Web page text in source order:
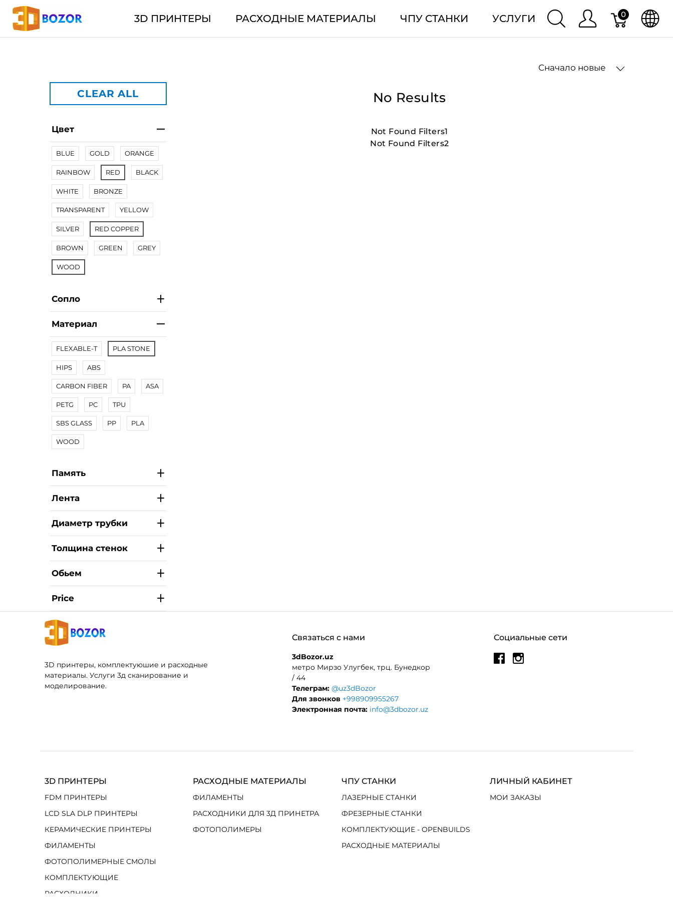
3D ПРИНТЕРЫ РАСХОДНЫЕ МАТЕРИАЛЫ ЧПУ СТАНКИ УСЛУГИ 0
Сначало новые
CLEAR ALL
Цвет
BLUE GOLD ORANGE
RAINBOW RED BLACK
WHITE BRONZE
TRANSPARENT YELLOW
SILVER RED COPPER
BROWN GREEN GREY
WOOD
Сопло
Материал
FLEXABLE-T PLA STONE
HIPS ABS
CARBON FIBER PA ASA
PETG PC TPU
SBS GLASS PP PLA
WOOD
Память
Лента
Диаметр трубки
Толщина стенок
Обьем
Price
No Results
Not Found Filters1
Not Found Filters2
3D принтеры, комплектуюшие и расходные
материалы. Услуги 3д сканирование и
моделирование.
Социальные сети
Связаться с нами
3dBozor.uz
метро Мирзо Улугбек, трц. Бунедкор
/ 44
Телеграм: @uz3dBozor
Для звонков +998909955267
Электронная почта: info@3dbozor.uz
3D ПРИНТЕРЫ
FDM ПРИНТЕРЫ
LCD SLA DLP ПРИНТЕРЫ
КЕРАМИЧЕСКИЕ ПРИНТЕРЫ
ФИЛАМЕНТЫ
ФОТОПОЛИМЕРНЫЕ СМОЛЫ
КОМПЛЕКТУЮЩИЕ
РАСХОДНИКИ
РАСХОДНЫЕ МАТЕРИАЛЫ
ФИЛАМЕНТЫ
РАСХОДНИКИ ДЛЯ 3Д ПРИНЕТРА
ФОТОПОЛИМЕРЫ
ЧПУ СТАНКИ
ЛАЗЕРНЫЕ СТАНКИ
ФРЕЗЕРНЫЕ СТАНКИ
КОМПЛЕКТУЮЩИЕ - OPENBUILDS
РАСХОДНЫЕ МАТЕРИАЛЫ
ЛИЧНЫЙ КАБИНЕТ
МОИ ЗАКАЗЫ